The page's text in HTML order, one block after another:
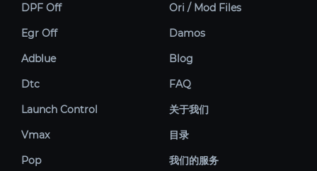
DPF Off
Egr Off
Adblue
Dtc
Launch Control
Vmax
Pop
Ori / Mod Files
Damos
Blog
FAQ
关于我们
目录
我们的服务